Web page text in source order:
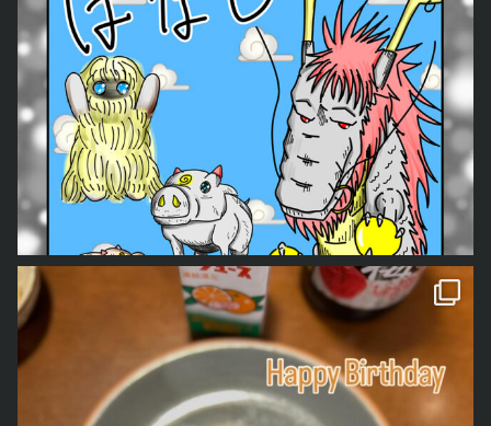
今年もくろべぇ、あおごろ
ともどもよろしくお願いします。 「どう